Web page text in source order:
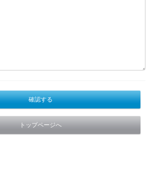
確認する
トップページへ